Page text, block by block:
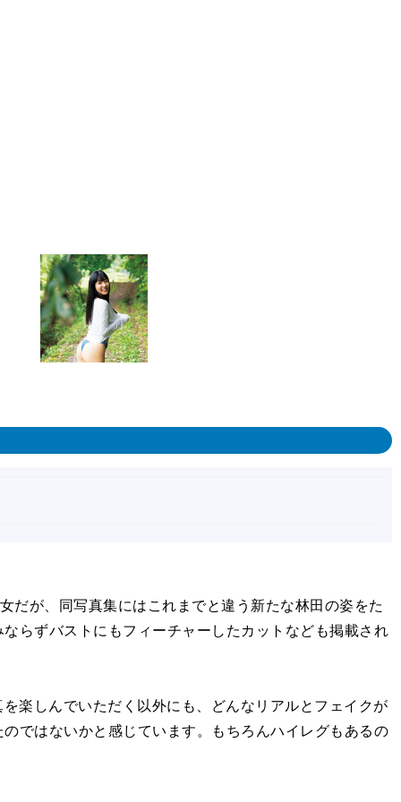
が、同写真集にはこれまでと違う新たな林田の姿をた
らずバストにもフィーチャーしたカットなども掲載され
楽しんでいただく以外にも、どんなリアルとフェイクが
ではないかと感じています。もちろんハイレグもあるの